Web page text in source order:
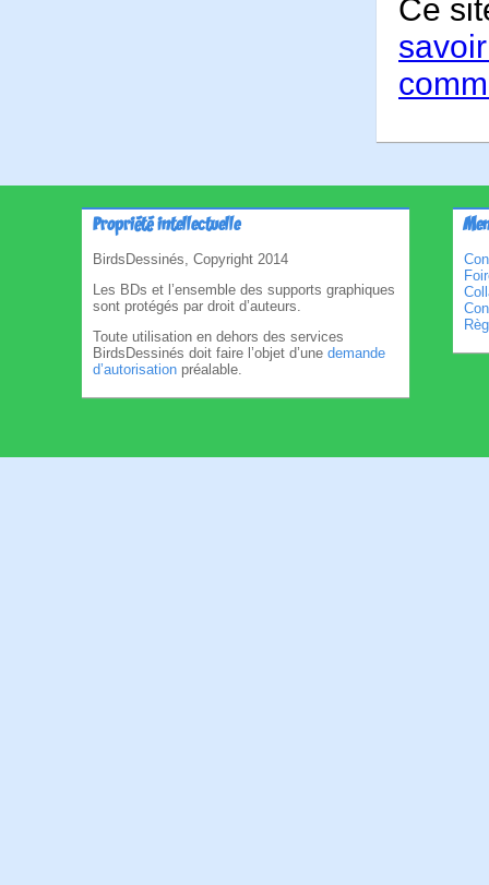
Ce
Propriété intellectuelle
BirdsDessinés, Copyright 2014
Les BDs et l’ensemble des supports graphiques
sont protégés par droit d’auteurs.
Toute utilisation en dehors des services
BirdsDessinés doit faire l’objet d’une demande
d’autorisation préalable.